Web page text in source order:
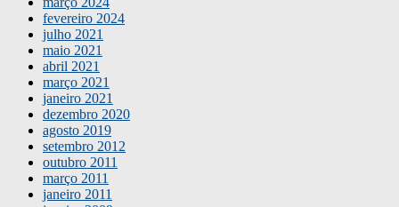
fevereiro 2024
julho 2021
maio 2021
abril 2021
março 2021
janeiro 2021
dezembro 2020
agosto 2019
setembro 2012
outubro 2011
março 2011
janeiro 2011